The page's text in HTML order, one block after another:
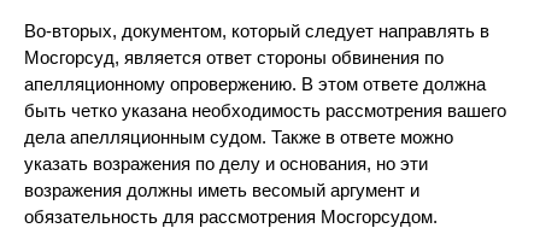
Во-вторых, документом, который следует направлять в
Мосгорсуд, является ответ стороны обвинения по
апелляционному опровержению. В этом ответе должна
быть четко указана необходимость рассмотрения вашего
дела апелляционным судом. Также в ответе можно
указать возражения по делу и основания, но эти
возражения должны иметь весомый аргумент и
обязательность для рассмотрения Мосгорсудом.